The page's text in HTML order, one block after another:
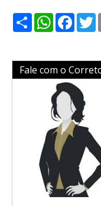
ShareWhatsApp
Fale com o